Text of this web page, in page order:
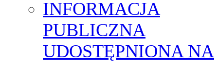
INFORMACJA
PUBLICZNA
UDOSTĘPNIONA NA